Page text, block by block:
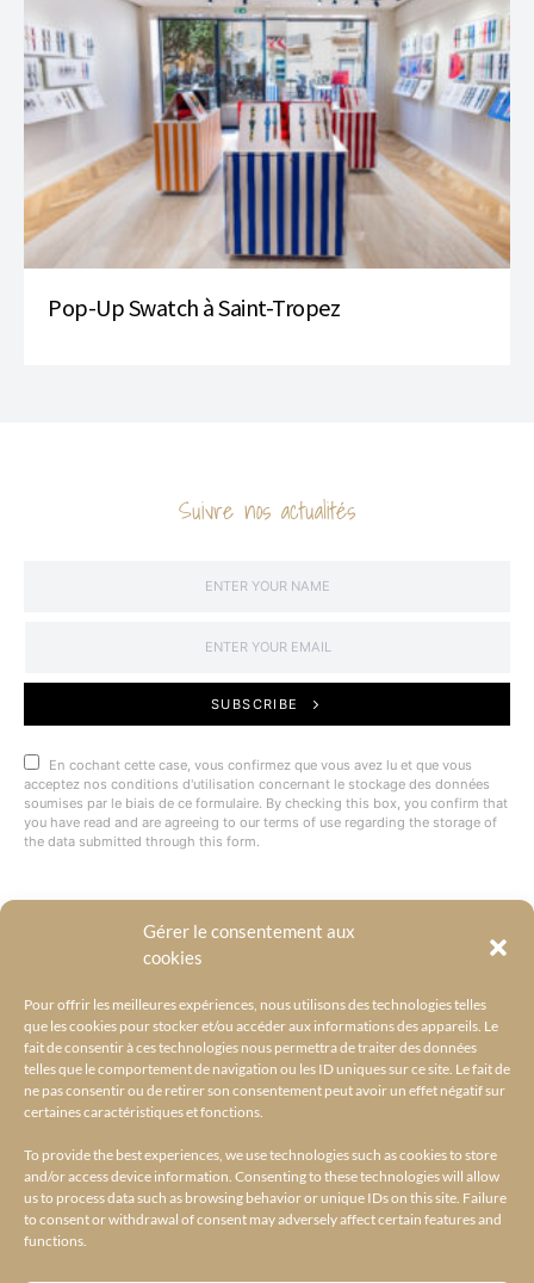
Gérer le consentement aux
cookies
Pour offrir les meilleures expériences, nous utilisons des technologies telles
que les cookies pour stocker et/ou accéder aux informations des appareils. Le
fait de consentir à ces technologies nous permettra de traiter des données
telles que le comportement de navigation ou les ID uniques sur ce site. Le fait de
ne pas consentir ou de retirer son consentement peut avoir un effet négatif sur
certaines caractéristiques et fonctions.
To provide the best experiences, we use technologies such as cookies to store
and/or access device information. Consenting to these technologies will allow
us to process data such as browsing behavior or unique IDs on this site. Failure
to consent or withdrawal of consent may adversely affect certain features and
functions.
Pop-Up Swatch à Saint-Tropez
Suivre nos actualités
SUBSCRIBE
En cochant cette case, vous confirmez que vous avez lu et que vous
acceptez nos conditions d'utilisation concernant le stockage des données
soumises par le biais de ce formulaire. By checking this box, you confirm that
you have read and are agreeing to our terms of use regarding the storage of
the data submitted through this form.
@BYRACKEL